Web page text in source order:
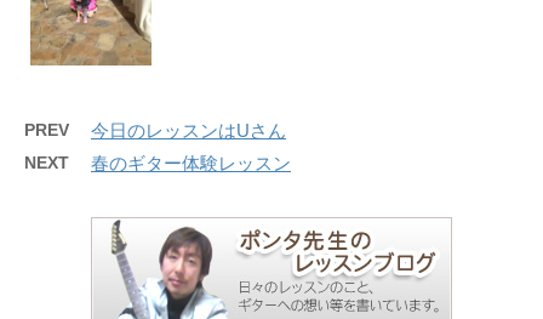
PREV 今日のレッスンはUさん
NEXT 春のギター体験レッスン